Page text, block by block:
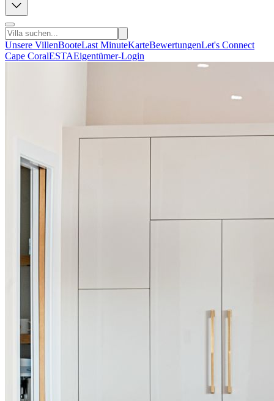
Unsere VillenBooteLast MinuteKarteBewertungenLet's Connect
Cape CoralESTAEigentümer-Login